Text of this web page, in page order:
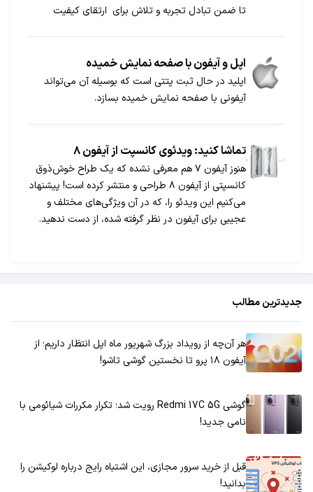
تا ضمن تبادل تجربه و تلاش برای ارتقای کیفیت
اپل و آیفون با صفحه نمایش خمیده
اپلید در حال ثبت پتتی است که بوسیله آن می‌تواند
آیفونی با صفحه نمایش خمیده بسازد.
تماشا کنید: ویدئوی کانسپت از آیفون ۸
هنوز آیفون ۷ هم معرفی نشده که یک طراح خوش‌ذوق
کانسپتی از آیفون ۸ طراحی و منتشر کرده است! پیشنهاد
می‌کنیم این ویدئو را، که در آن ویژگی‌های مختلف و
عجیبی برای آیفون در نظر گرفته شده، از دست ندهید.
جدیدترین مطالب
هر آن‌چه از رویداد بزرگ شهریور ماه اپل انتظار داریم؛ از
آیفون ۱۸ پرو تا نخستین گوشی تاشو!
گوشی Redmi 17C 5G رویت شد؛ تکرار مکررات شیائومی با
نامی جدید!
قبل از خرید سرور مجازی، این اشتباه رایج درباره لوکیشن را
بدانید!